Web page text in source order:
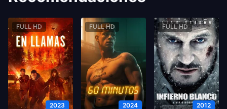
FULL HD
2023
FULL HD
2024
FULL HD
2012